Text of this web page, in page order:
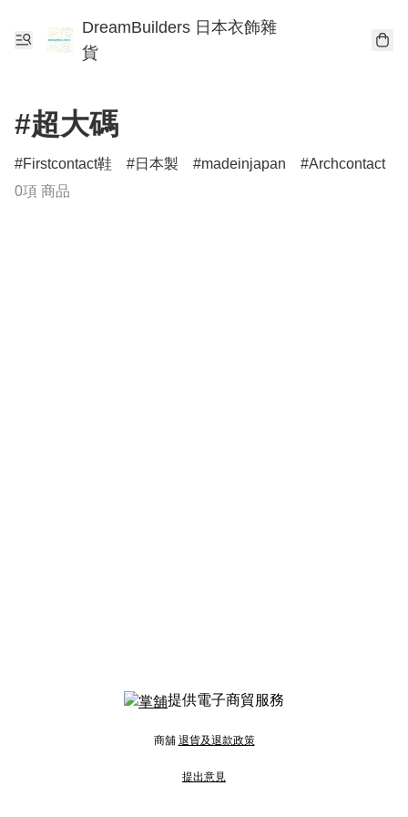
DreamBuilders 日本衣飾雜
貨
#超大碼
Firstcontact鞋 日本製 madeinjapan
Archcontact
0項 商品
提供電子商貿服務
商舖 退貨及退款政策
提出意見